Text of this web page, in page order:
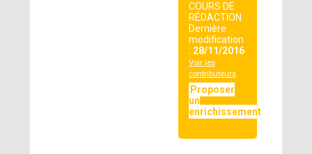
COURS DE
RÉDACTION
Dernière
modification
: 28/11/2016
Voir les
contributeurs
Proposer
un
enrichissement